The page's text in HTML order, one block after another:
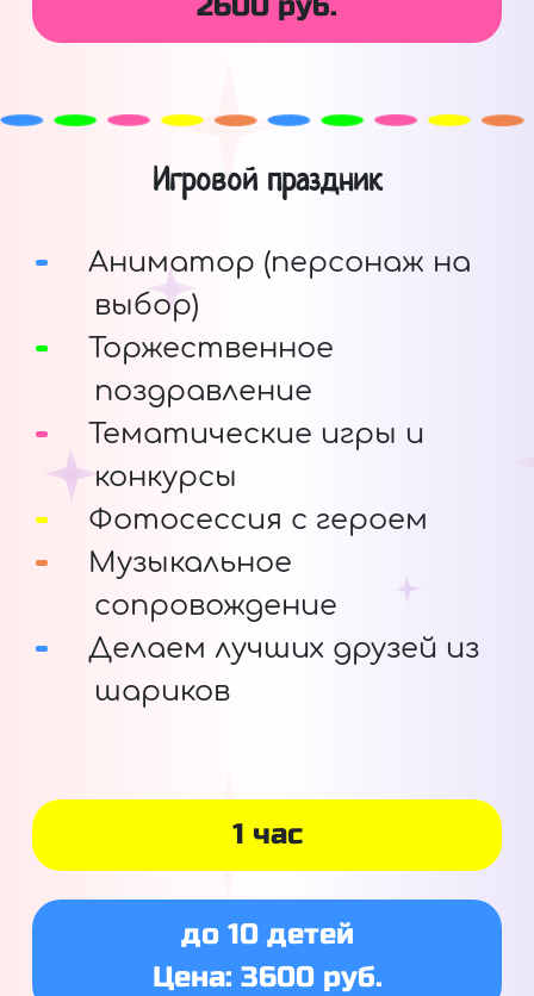
Игровой праздник
Аниматор (персонаж на
выбор)
Торжественное
поздравление
Тематические игры и
конкурсы
Фотосессия с героем
Музыкальное
сопровождение
Делаем лучших друзей из
шариков
1 час
до 10 детей
Цена: 3600 руб.